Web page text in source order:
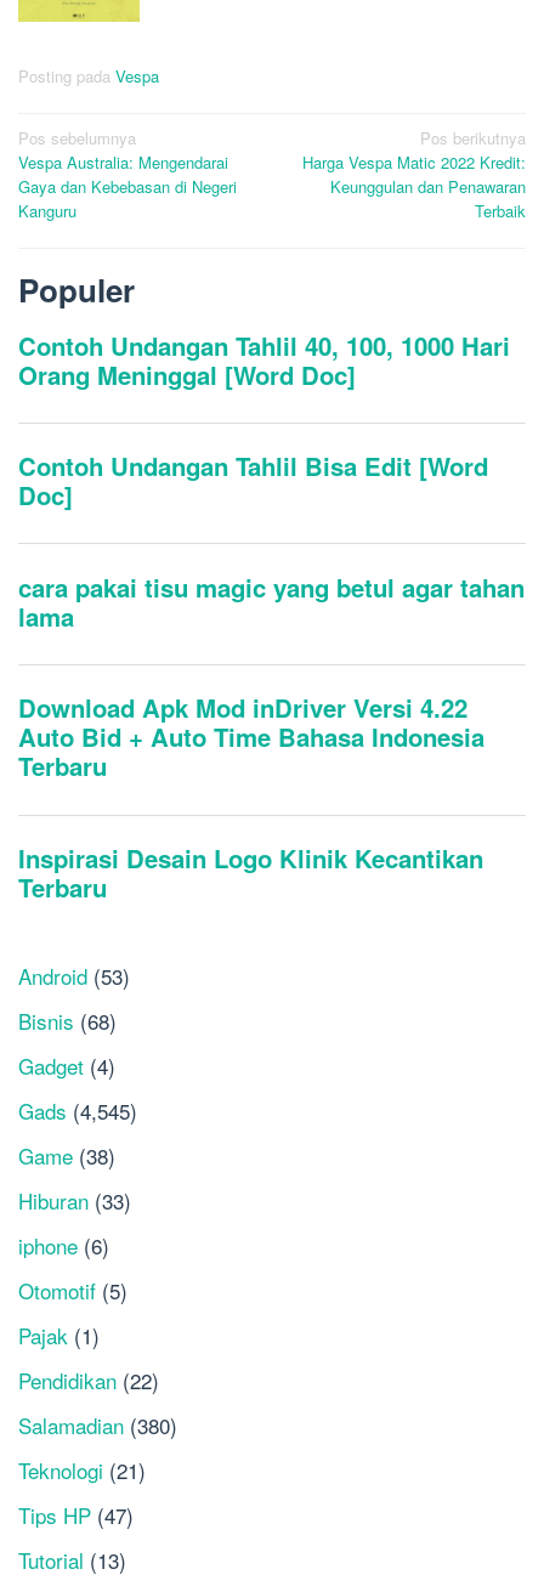
Posting pada Vespa
Navigasi
pos
Pos sebelumnya
Vespa Australia: Mengendarai
Gaya dan Kebebasan di Negeri
Kanguru
Pos berikutnya
Harga Vespa Matic 2022 Kredit:
Keunggulan dan Penawaran
Terbaik
Populer
Android (53)
Bisnis (68)
Gadget (4)
Gads (4,545)
Game (38)
Hiburan (33)
iphone (6)
Otomotif (5)
Pajak (1)
Pendidikan (22)
Salamadian (380)
Teknologi (21)
Tips HP (47)
Tutorial (13)